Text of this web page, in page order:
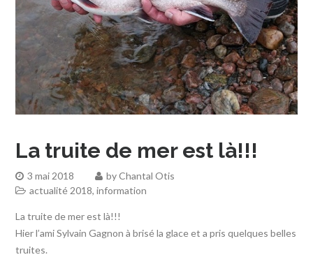
La truite de mer est là!!!
3 mai 2018 byChantal Otis
actualité 2018,information
La truite de mer est là!!!
Hier l’ami Sylvain Gagnon à brisé la glace et a pris quelques belles
truites.